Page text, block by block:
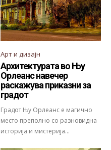
Арт и дизајн
Архитектурата во Њу
Орлеанс навечер
раскажува приказни за
градот
Градот Њу Орлеанс е магично
место преполно со разновидна
историја и мистерија...